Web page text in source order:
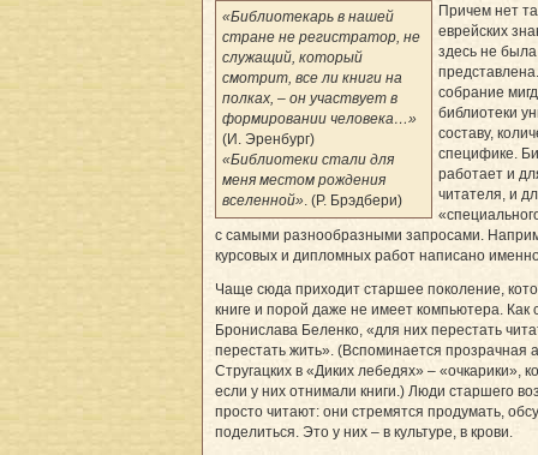
«Библиотекарь в нашей
стране не регистратор, не
служащий, который
смотрит, все ли книги на
полках, – он участвует в
формировании человека…»
(И. Эренбург)
«Библиотеки стали для
меня местом рождения
вселенной» . (Р. Брэдбери)
Причем нет
еврейских
здесь не
собрание
библиотеки
составу,
специфике.
работает и
читателя, и
с самыми разнообразными запросами.
курсовых и дипломных работ написано
Чаще сюда приходит старшее поколение,
книге и порой даже не имеет компьютера. Как
Бронислава Беленко, «для них перестать
перестать жить». (Вспоминается прозрачная
Стругацких в «Диких лебедях» – «очкарики»,
если у них отнимали книги.) Люди старшего
просто читают: они стремятся продумать,
поделиться. Это у них – в культуре, в крови.